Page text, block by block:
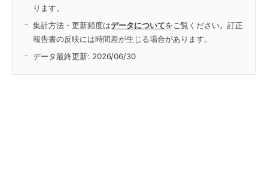
ります。
集計方法・更新頻度はデータについてをご覧ください。訂正
報告書の反映には時間差が生じる場合があります。
データ最終更新: 2026/06/30